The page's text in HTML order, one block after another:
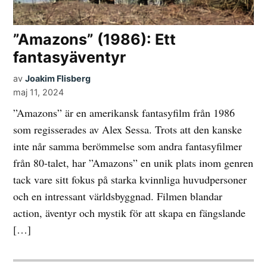
”Amazons” (1986): Ett
fantasyäventyr
av Joakim Flisberg
maj 11, 2024
”Amazons” är en amerikansk fantasyfilm från 1986
som regisserades av Alex Sessa. Trots att den kanske
inte når samma berömmelse som andra fantasyfilmer
från 80-talet, har ”Amazons” en unik plats inom genren
tack vare sitt fokus på starka kvinnliga huvudpersoner
och en intressant världsbyggnad. Filmen blandar
action, äventyr och mystik för att skapa en fängslande
[…]